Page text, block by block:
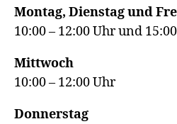
Montag, Dienstag und
10:00 – 12:00 Uhr und
Mittwoch
10:00 – 12:00 Uhr
Donnerstag